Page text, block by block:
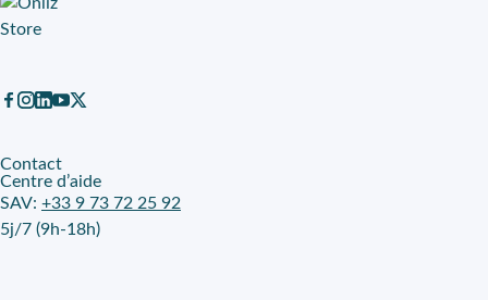
Contact
Centre d’aide
SAV: +33 9 73 72 25 92
5j/7 (9h-18h)